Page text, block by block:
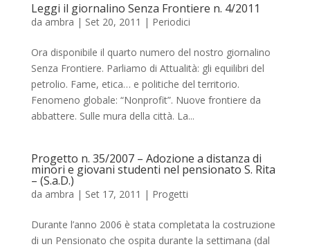
Leggi il giornalino Senza Frontiere n. 4/2011
da ambra | Set 20, 2011 | Periodici
Ora disponibile il quarto numero del nostro giornalino
Senza Frontiere. Parliamo di Attualità: gli equilibri del
petrolio. Fame, etica… e politiche del territorio.
Fenomeno globale: “Nonprofit”. Nuove frontiere da
abbattere. Sulle mura della città. La...
Progetto n. 35/2007 – Adozione a distanza di
minori e giovani studenti nel pensionato S. Rita
– (S.a.D.)
da ambra | Set 17, 2011 | Progetti
Durante l’anno 2006 è stata completata la costruzione
di un Pensionato che ospita durante la settimana (dal